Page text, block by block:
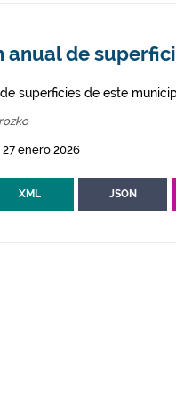
anual de
superficies de este
enero 2026
XML JSON